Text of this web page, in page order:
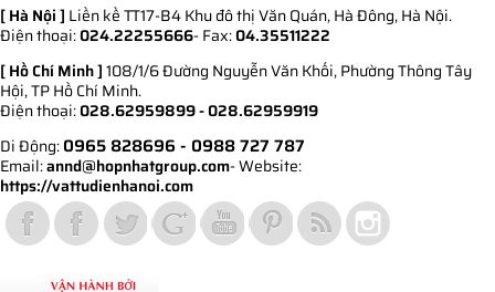
[ Hà Nội ] Liền kề TT17-B4 Khu đô thị Văn Quán, Hà Đông, Hà Nội.
Điện thoại:024.22255666- Fax:04.35511222
[ Hồ Chí Minh ]108/1/6 Đường Nguyễn Văn Khối, Phường Thông Tây
Hội, TP Hồ Chí Minh.
Điện thoại:028.62959899 - 028.62959919
Di Động:0965 828696 - 0988 727 787
Email:annd@hopnhatgroup.com- Website:
https://vattudienhanoi.com